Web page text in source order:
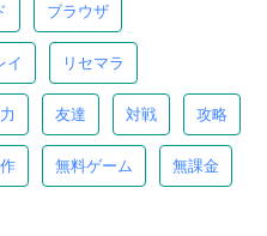
ブラウザ
イ リセマラ
友達 対戦 攻略
無料ゲーム 無課金